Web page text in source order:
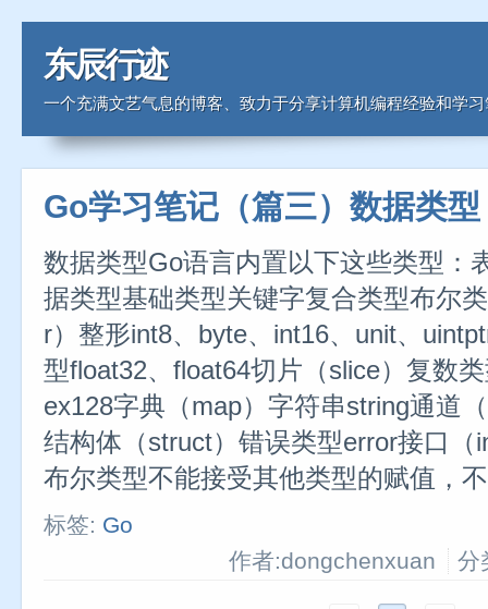
东辰行迹
一个充满文艺气息的博客、致力于分享计算机编程经验和学
Go学习笔记（篇三）数据类型
数据类型Go语言内置以下这些类型：
据类型基础类型关键字复合类型布尔
r）整形int8、byte、int16、unit、
型float32、float64切片（slice）复数
ex128字典（map）字符串string通道
结构体（struct）错误类型error接口（
布尔类型不能接受其他类型的赋值，
标签: Go
作者:dongchenxuan
分